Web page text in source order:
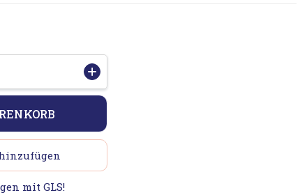
+
mit GLS!